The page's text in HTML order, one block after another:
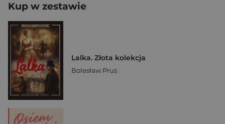
Kup w zestawie
Lalka. Złota kolekcja
Bolesław Prus